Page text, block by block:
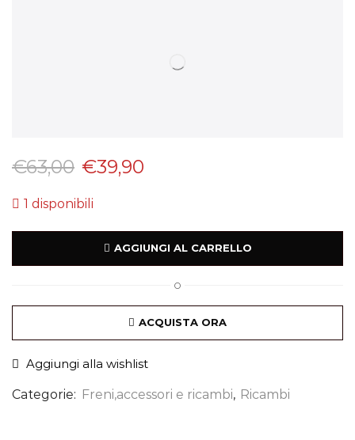
€63,00 €39,90
1 disponibili
AGGIUNGI AL CARRELLO
O
ACQUISTA ORA
Aggiungi alla wishlist
Categorie: Freni,accessori e ricambi, Ricambi